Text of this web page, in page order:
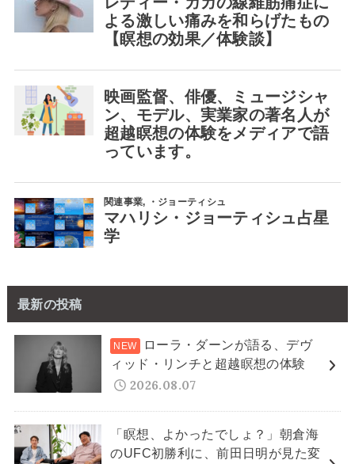
最新の投稿
ローラ・ダーンが語る、デヴ
ィッド・リンチと超越瞑想の体験
2026.08.07
「瞑想、よかったでしょ？」朝倉海
のUFC初勝利に、前田日明が見た変